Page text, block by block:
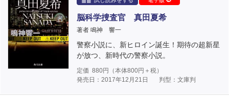
脳科学捜査官 真田夏希
著者 鳴神 響一
警察小説に、新ヒロイン誕生！期待の超新星
が放つ、新時代の警察小説。
定価 880円（本体800円＋税）
発売日：2017年12月21日
判型：文庫判